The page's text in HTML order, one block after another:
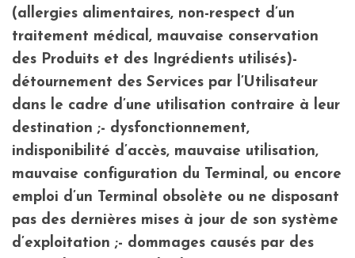
(allergies alimentaires, non-respect d’un
traitement médical, mauvaise conservation
des Produits et des Ingrédients utilisés)-
détournement des Services par l’Utilisateur
dans le cadre d’une utilisation contraire à leur
destination ;- dysfonctionnement,
indisponibilité d’accès, mauvaise utilisation,
mauvaise configuration du Terminal, ou encore
emploi d’un Terminal obsolète ou ne disposant
pas des dernières mises à jour de son système
d’exploitation ;- dommages causés par des